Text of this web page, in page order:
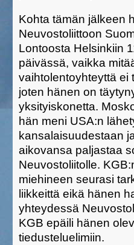
Kohta tämän jälkeen
Neuvostoliittoon
Lontoosta Helsinkiin
päivässä, vaikka
vaihtolentoyhteyttä ei
joten hänen on
yksityiskonetta.
hän meni USA:n
kansalaisuudestaan
aikovansa paljastaa
Neuvostoliitolle.
miehineen seurasi
liikkeittä eikä hänen
yhteydessä
KGB epäili hänen
tiedusteluelimiin.